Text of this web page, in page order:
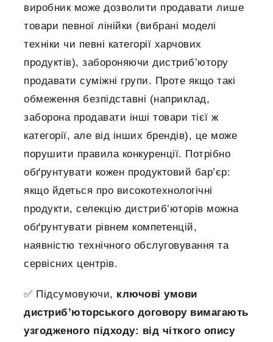
виробник може дозволити продавати лише
товари певної лінійки (вибрані моделі
техніки чи певні категорії харчових
продуктів), забороняючи дистриб’ютору
продавати суміжні групи. Проте якщо такі
обмеження безпідставні (наприклад,
заборона продавати інші товари тієї ж
категорії, але від інших брендів), це може
порушити правила конкуренції. Потрібно
обґрунтувати кожен продуктовий бар’єр:
якщо йдеться про високотехнологічні
продукти, селекцію дистриб’юторів можна
обґрунтувати рівнем компетенцій,
наявністю технічного обслуговування та
сервісних центрів.
✅ Підсумовуючи, ключові умови
дистриб’юторського договору вимагають
узгодженого підходу: від чіткого опису